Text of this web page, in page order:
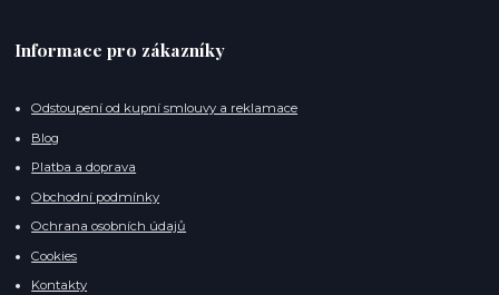
Informace pro zákazníky
Odstoupení od kupní smlouvy a reklamace
Blog
Platba a doprava
Obchodní podmínky
Ochrana osobních údajů
Cookies
Kontakty